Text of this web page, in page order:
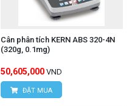
Cân phân tích KERN ABS 320-4N
(320g, 0.1mg)
50,605,000 VND
ĐẶT MUA